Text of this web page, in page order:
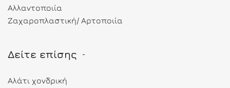
Αλλαντοποιία
Ζαχαροπλαστική/ Αρτοποιία
Δείτε επίσης
Αλάτι χονδρική